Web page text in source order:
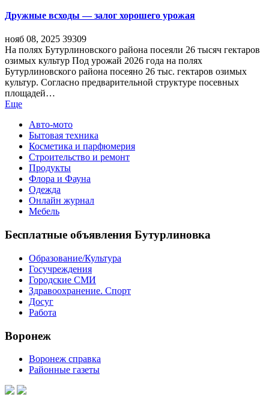
Дружные всходы — залог хорошего урожая
нояб 08, 2025 39309
На полях Бутурлиновского района посеяли 26 тысяч гектаров
озимых культур Под урожай 2026 года на полях
Бутурлиновского района посеяно 26 тыс. гектаров озимых
культур. Согласно предварительной структуре посевных
площадей…
Еще
Авто-мото
Бытовая техника
Косметика и парфюмерия
Строительство и ремонт
Продукты
Флора и Фауна
Одежда
Онлайн журнал
Мебель
Бесплатные объявления Бутурлиновка
Образование/Культура
Госучреждения
Городские СМИ
Здравоохранение. Спорт
Досуг
Работа
Воронеж
Воронеж справка
Районные газеты